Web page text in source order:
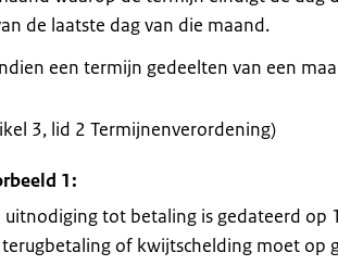
de laatste dag van die maand.
een termijn gedeelten van een
3, lid 2 Termijnenverordening)
1:
uitnodiging tot betaling is gedateerd
of kwijtschelding moet op